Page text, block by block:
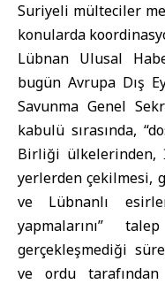
Suriyeli mülteciler
konularda
Lübnan Ulusal
bugün Avrupa Dış
Savunma Genel
kabulü sırasında,
Birliği ülkelerinden,
yerlerden çekilmesi,
ve Lübnanlı
yapmalarını”
gerçekleşmediği
ve ordu tarafından